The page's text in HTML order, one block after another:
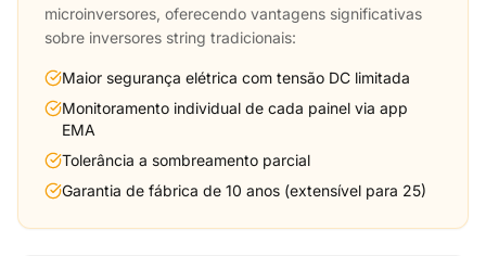
microinversores, oferecendo vantagens significativas
sobre inversores string tradicionais:
Maior segurança elétrica com tensão DC limitada
Monitoramento individual de cada painel via app
EMA
Tolerância a sombreamento parcial
Garantia de fábrica de 10 anos (extensível para 25)